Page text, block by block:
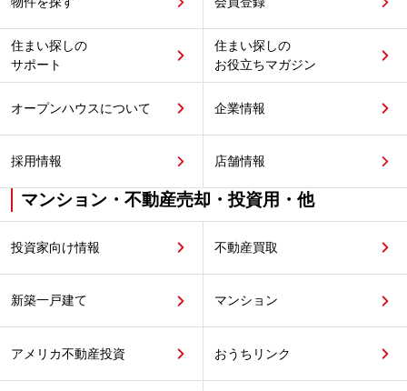
住まい探しの
サポート
住まい探しの
お役立ちマガジン
オープンハウスについて 企業情報
採用情報 店舗情報
マンション・不動産売却・投資用・他
投資家向け情報 不動産買取
新築一戸建て マンション
アメリカ不動産投資 おうちリンク